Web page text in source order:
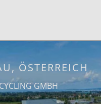
ÖSTERREICH
GMBH